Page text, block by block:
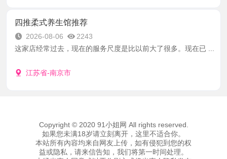
四推柔式养生馆推荐
2026-08-06
2243
这家店经常过去，现在的服务尺度是比以前大了很多。现在已 ...
江苏省-南京市
Copyright © 2020 91小姐网 All rights reserved.
如果您未满18岁请立刻离开，这里不适合你。
本站所有內容均来自网友上传，如有侵犯到您的权
益或隐私，请来信告知，我们将第一时间处理。